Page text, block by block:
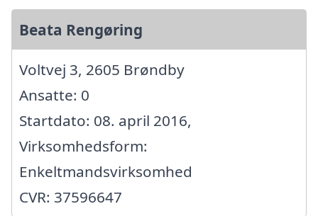
Beata Rengøring
Voltvej 3, 2605 Brøndby
Ansatte: 0
Startdato: 08. april 2016,
Virksomhedsform:
Enkeltmandsvirksomhed
CVR: 37596647